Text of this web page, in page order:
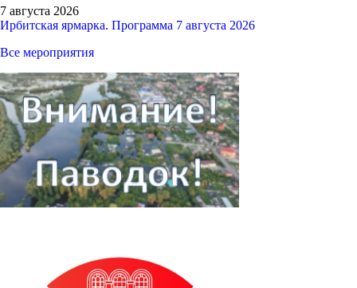
7 августа 2026
Ирбитская ярмарка. Программа 7 августа 2026
Все мероприятия